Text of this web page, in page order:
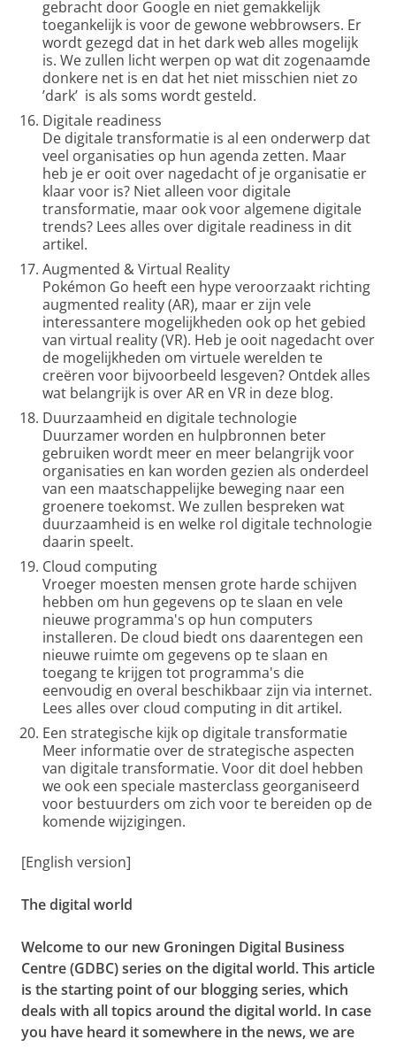
gebracht door Google en niet gemakkelijk
toegankelijk is voor de gewone webbrowsers. Er
wordt gezegd dat in het dark web alles mogelijk
is. We zullen licht werpen op wat dit zogenaamde
donkere net is en dat het niet misschien niet zo
’dark’ is als soms wordt gesteld.
Digitale readiness
De digitale transformatie is al een onderwerp dat
veel organisaties op hun agenda zetten. Maar
heb je er ooit over nagedacht of je organisatie er
klaar voor is? Niet alleen voor digitale
transformatie, maar ook voor algemene digitale
trends? Lees alles over digitale readiness in dit
artikel.
Augmented & Virtual Reality
Pokémon Go heeft een hype veroorzaakt richting
augmented reality (AR), maar er zijn vele
interessantere mogelijkheden ook op het gebied
van virtual reality (VR). Heb je ooit nagedacht over
de mogelijkheden om virtuele werelden te
creëren voor bijvoorbeeld lesgeven? Ontdek alles
wat belangrijk is over AR en VR in deze blog.
Duurzaamheid en digitale technologie
Duurzamer worden en hulpbronnen beter
gebruiken wordt meer en meer belangrijk voor
organisaties en kan worden gezien als onderdeel
van een maatschappelijke beweging naar een
groenere toekomst. We zullen bespreken wat
duurzaamheid is en welke rol digitale technologie
daarin speelt.
Cloud computing
Vroeger moesten mensen grote harde schijven
hebben om hun gegevens op te slaan en vele
nieuwe programma's op hun computers
installeren. De cloud biedt ons daarentegen een
nieuwe ruimte om gegevens op te slaan en
toegang te krijgen tot programma's die
eenvoudig en overal beschikbaar zijn via internet.
Lees alles over cloud computing in dit artikel.
Een strategische kijk op digitale transformatie
Meer informatie over de strategische aspecten
van digitale transformatie. Voor dit doel hebben
we ook een speciale masterclass georganiseerd
voor bestuurders om zich voor te bereiden op de
komende wijzigingen.
[English version]
The digital world
Welcome to our new Groningen Digital Business
Centre (GDBC) series on the digital world. This article
is the starting point of our blogging series, which
deals with all topics around the digital world. In case
you have heard it somewhere in the news, we are